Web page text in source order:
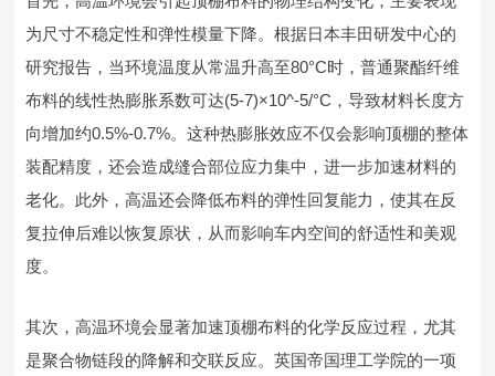
为尺寸不稳定性和弹性模量下降。根据日本丰田研发中心的
研究报告，当环境温度从常温升高至80°C时，普通聚酯纤维
布料的线性热膨胀系数可达(5-7)×10^-5/°C，导致材料长度方
向增加约0.5%-0.7%。这种热膨胀效应不仅会影响顶棚的整体
装配精度，还会造成缝合部位应力集中，进一步加速材料的
老化。此外，高温还会降低布料的弹性回复能力，使其在反
复拉伸后难以恢复原状，从而影响车内空间的舒适性和美观
度。
其次，高温环境会显著加速顶棚布料的化学反应过程，尤其
是聚合物链段的降解和交联反应。英国帝国理工学院的一项